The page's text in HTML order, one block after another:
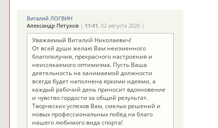
Виталий ЛОГВИН
Александр Петухов| 11:41, 02 августа 2026 |
Уважаемый Виталий Николаевич!
От всей души желаю Вам неизменного
благополучия, прекрасного настроения и
неиссякаемого оптимизма. Пусть Ваша
деятельность на занимаемой должности
всегда будет наполнена яркими идеями, а
каждый рабочий день приносит вдохновение
и чувство гордости за общий результат.
Творческих успехов Вам, смелых решений и
новых профессиональных побед на благо
нашего любимого вида спорта!